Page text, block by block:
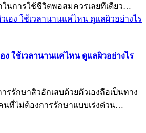
ในการใช้ชีวิตพอสมควรเลยทีเดียว…
ง ใช้เวลานานแค่ไหน ดูแลผิวอย่างไร
รรักษาสิวอักเสบด้วยตัวเองถือเป็นทาง
นที่ไม่ต้องการรักษาแบบเร่งด่วน…